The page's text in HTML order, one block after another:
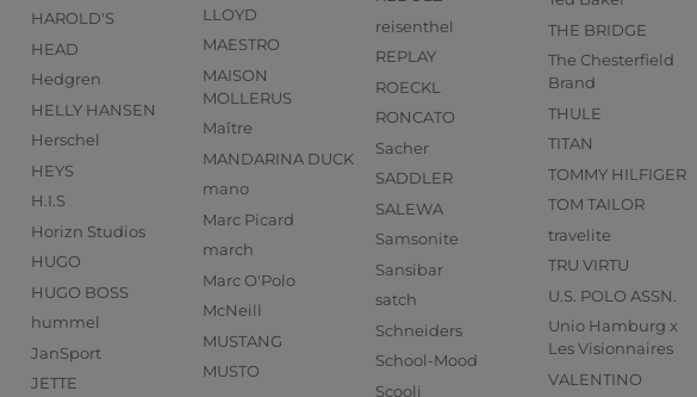
HAROLD'S
HEAD
Hedgren
HELLY HANSEN
Herschel
HEYS
H.I.S
Horizn Studios
HUGO
HUGO BOSS
hummel
JanSport
JETTE
LLOYD
MAESTRO
MAISON
MOLLERUS
Maître
MANDARINA DUCK
mano
Marc Picard
march
Marc O'Polo
McNeill
MUSTANG
MUSTO
reisenthel
REPLAY
ROECKL
RONCATO
Sacher
SADDLER
SALEWA
Samsonite
Sansibar
satch
Schneiders
School-Mood
Scooli
THE BRIDGE
The Chesterfield
Brand
THULE
TITAN
TOMMY HILFIGER
TOM TAILOR
travelite
TRU VIRTU
U.S. POLO ASSN.
Unio Hamburg x
Les Visionnaires
VALENTINO